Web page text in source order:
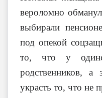
вероломно
выбирали
под опекой
то, что у
родственников, а
украсть то, что не